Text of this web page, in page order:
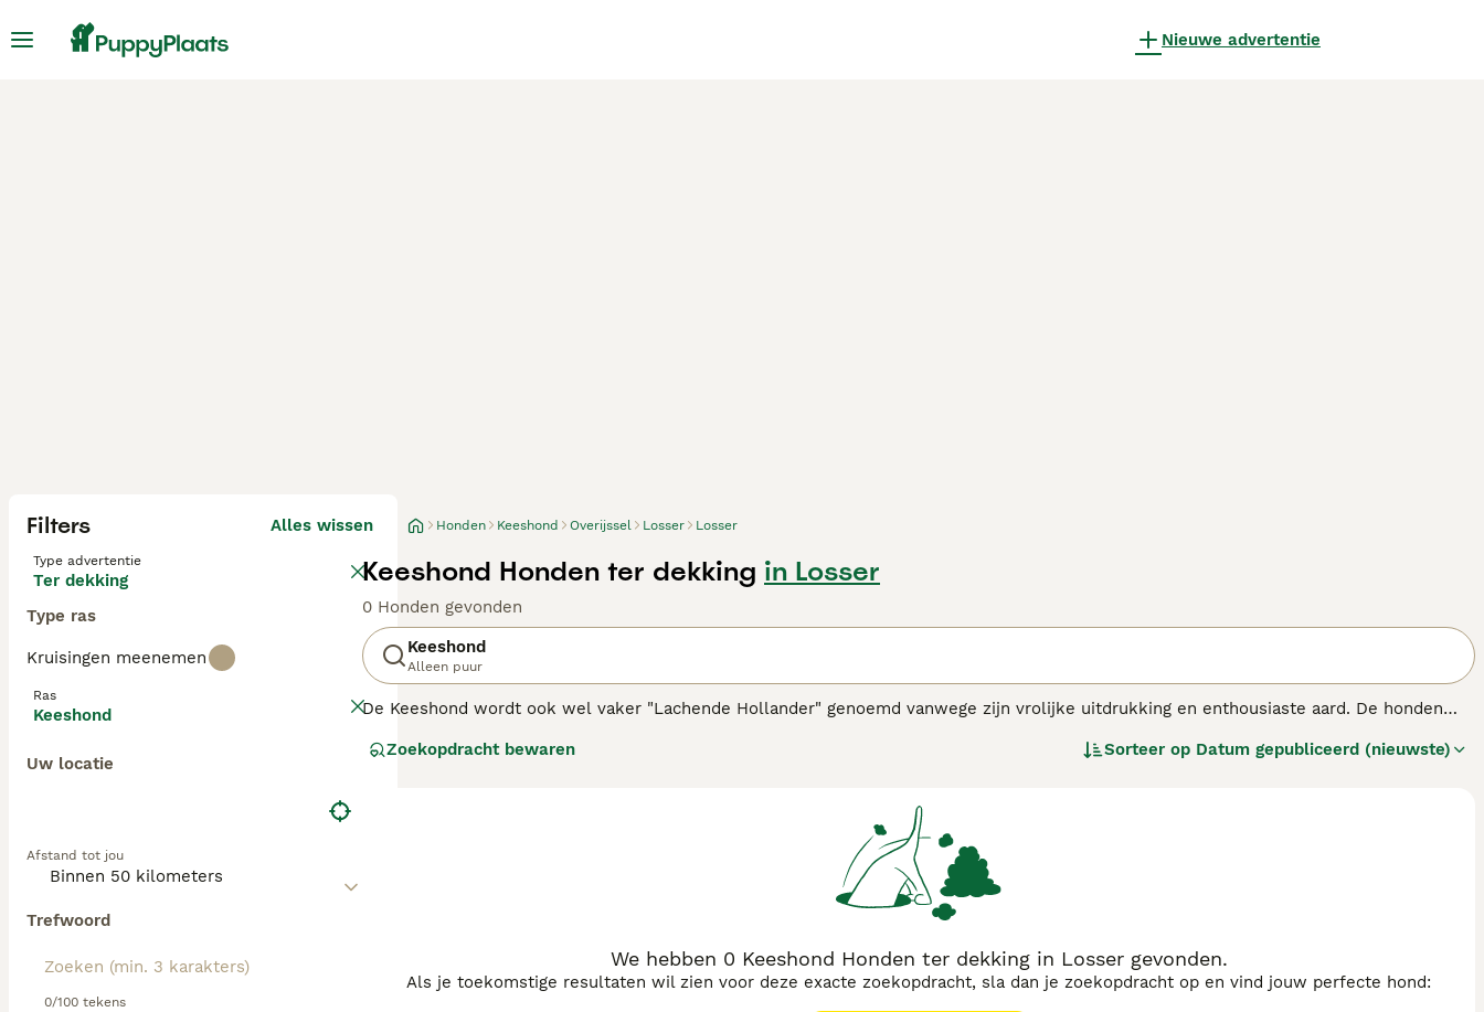
Nieuwe advertentie
Filters Alles wissen
Type advertentie
Ter dekking
Type ras
Kruisingen meenemen
Ras
Keeshond
Uw locatie
Afstand tot jou
Trefwoord
0/100 tekens
Honden Keeshond Overijssel Losser Losser
Keeshond Honden ter dekking in Losser
0 Honden gevonden
Keeshond
Alleen puur
De Keeshond wordt ook wel vaker "Lachende Hollander" genoemd vanwege zijn vrolijke uitdrukking en enthousiaste aard. De honden
verschijning en een weelderige, dichte, dubbele vacht die hen een uitstekende bescherming biedt tegen alles seizoenen.
Zoekopdracht bewaren Sorteer op Datum gepubliceerd (nieuwste)
We hebben 0 Keeshond Honden ter dekking in Losser gevonden.
Als je toekomstige resultaten wil zien voor deze exacte zoekopdracht, sla dan je zoekopdracht op en vind jouw perfecte hond: